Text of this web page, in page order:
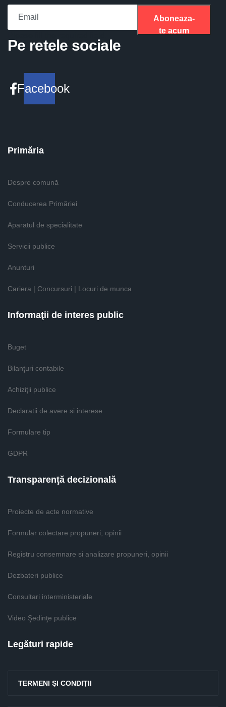
Aboneaza-
te acum
Pe retele sociale
Facebook
Primăria
Despre comună
Conducerea Primăriei
Aparatul de specialitate
Servicii publice
Anunturi
Cariera | Concursuri | Locuri de munca
Informaţii de interes public
Buget
Bilanţuri contabile
Achiziţii publice
Declaratii de avere si interese
Formulare tip
GDPR
Transparenţă decizională
Proiecte de acte normative
Formular colectare propuneri, opinii
Registru consemnare si analizare propuneri, opinii
Dezbateri publice
Consultari interministeriale
Video Şedinţe publice
Legături rapide
TERMENI ŞI CONDIŢII